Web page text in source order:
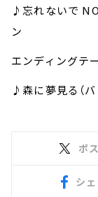
♪忘れないで
ン
エンディングテ
♪森に夢見る（
ポ
シ